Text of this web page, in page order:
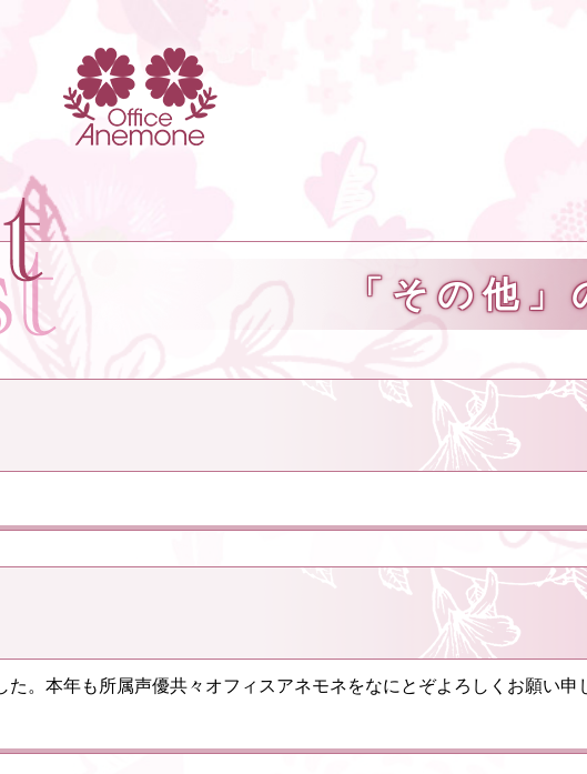
「その他
。本年も所属声優共々オフィスアネモネをなにとぞよろしくお願い申